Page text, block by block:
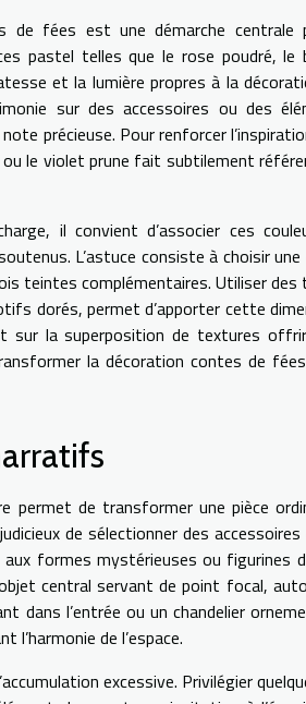
de fées est une démarche centrale
pastel telles que le rose poudré,
et la lumière propres à la
sur des accessoires ou des
précieuse. Pour renforcer
le violet prune fait subtilement
il convient d’associer ces
L’astuce consiste à choisir
teintes complémentaires. Utiliser des
dorés, permet d’apporter cette
sur la superposition de textures
la décoration contes de fées
permet de transformer une pièce
de sélectionner des
formes mystérieuses ou figurines
central servant de point focal,
dans l’entrée ou un chandelier
de l’espace.
excessive. Privilégier